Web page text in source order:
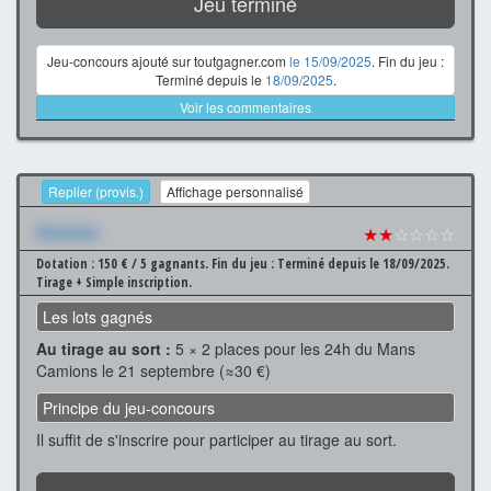
Jeu-concours ajouté sur toutgagner.com le 15/09/2025. Fin du jeu :
Terminé depuis le 18/09/2025.
Voir les commentaires
Replier (provis.) Affichage personnalisé
Xxxxxxx ★★☆☆☆☆
Dotation : 150 € / 5 gagnants. Fin du jeu : Terminé depuis le 18/09/2025.
Tirage + Simple inscription.
Les lots gagnés
Au tirage au sort : 5 × 2 places pour les 24h du Mans
Camions le 21 septembre (≈30 €)
Principe du jeu-concours
Il suffit de s'inscrire pour participer au tirage au sort.